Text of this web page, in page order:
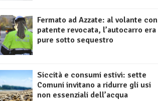
Fermato ad Azzate: al volante con
patente revocata, l’autocarro era
pure sotto sequestro
Siccità e consumi estivi: sette
Comuni invitano a ridurre gli usi
non essenziali dell’acqua